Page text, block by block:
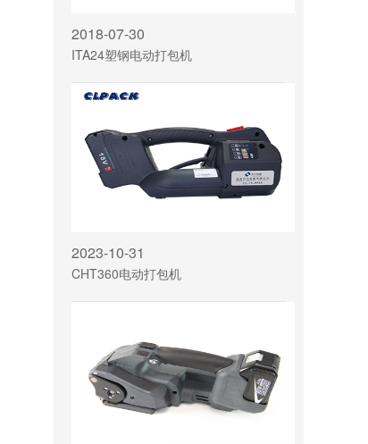
2018-07-30
ITA24塑钢电动打包机
2023-10-31
CHT360电动打包机